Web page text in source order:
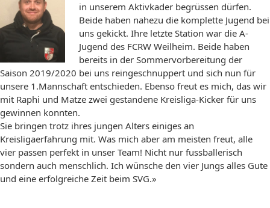
in unserem Aktivkader begrüssen dürfen.
Beide haben nahezu die komplette Jugend bei
uns gekickt. Ihre letzte Station war die A-
Jugend des FCRW Weilheim. Beide haben
bereits in der Sommervorbereitung der
Saison 2019/2020 bei uns reingeschnuppert und sich nun für
unsere 1.Mannschaft entschieden. Ebenso freut es mich, das wir
mit Raphi und Matze zwei gestandene Kreisliga-Kicker für uns
gewinnen konnten.
Sie bringen trotz ihres jungen Alters einiges an
Kreisligaerfahrung mit. Was mich aber am meisten freut, alle
vier passen perfekt in unser Team! Nicht nur fussballerisch
sondern auch menschlich. Ich wünsche den vier Jungs alles Gute
und eine erfolgreiche Zeit beim SVG.»